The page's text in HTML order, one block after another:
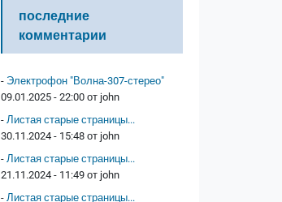
последние
комментарии
- Электрофон "Волна-307-стерео"
09.01.2025 - 22:00 от john
- Листая старые страницы...
30.11.2024 - 15:48 от john
- Листая старые страницы...
21.11.2024 - 11:49 от john
- Листая старые страницы...